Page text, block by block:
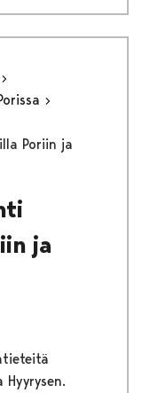
Poriin ja
ja